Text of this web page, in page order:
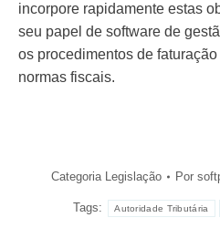
incorpore rapidamente estas
seu papel de software de
os procedimentos de
normas fiscais.
Categoria Legislação Por
Tags: Autoridade Tributária